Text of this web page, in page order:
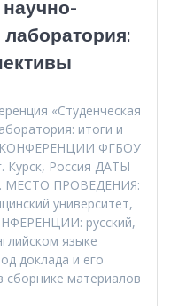
«Студенческая
итоги и
КОНФЕРЕНЦИИ ФГБОУ
Курск, Россия ДАТЫ
МЕСТО ПРОВЕДЕНИЯ:
университет,
русский,
языке
доклада и его
сборнике материалов